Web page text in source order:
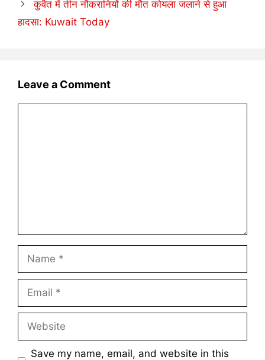
कुवैत में तीन नौकरानियों की मौत कोयला जलाने से हुआ
हादसा: Kuwait Today
Leave a Comment
Save my name, email, and website in this